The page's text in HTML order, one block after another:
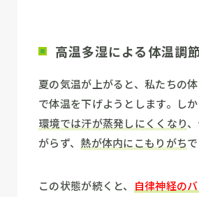
高温多湿による体温調
夏の気温が上がると、私たちの
で体温を下げようとします。し
環境では汗が蒸発しにくくなり
がらず、 熱が体内にこもりがちで
この状態が続くと、 自律神経の